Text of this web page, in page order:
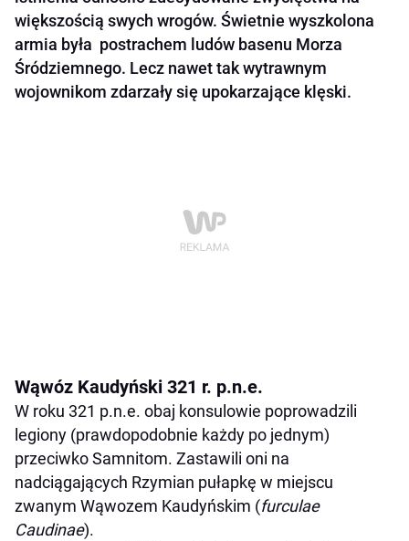
większością swych wrogów. Świetnie wyszkolona
armia była postrachem ludów basenu Morza
Śródziemnego. Lecz nawet tak wytrawnym
wojownikom zdarzały się upokarzające klęski.
Wąwóz Kaudyński 321 r. p.n.e.
W roku 321 p.n.e. obaj konsulowie poprowadzili
legiony (prawdopodobnie każdy po jednym)
przeciwko Samnitom. Zastawili oni na
nadciągających Rzymian pułapkę w miejscu
zwanym Wąwozem Kaudyńskim (furculae
Caudinae).